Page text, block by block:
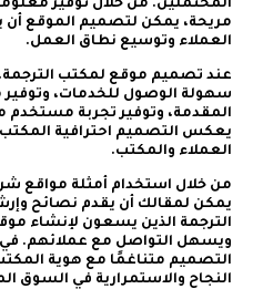
المحتملين. من خلال توفير
مريحة، يمكن لتصميم الموقع
العملاء وتوسيع نطاق العمل.
عند تصميم موقع لمكتب الترجمة،
سهولة الوصول للخدمات،
المقدمة، وتوفير تجربة
يعكس التصميم احترافية
العملاء والمكتب.
من خلال استخدام أمثلة مواقع
يمكن لمقالك أن يقدم نصائح
الترجمة الذين يسعون لإنشاء
ويسهل التواصل مع عملائهم. في
التصميم متناغمًا مع هوية
النجاح والاستمرارية في السوق